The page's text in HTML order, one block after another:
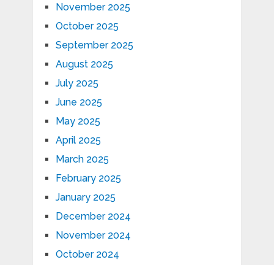
November 2025
October 2025
September 2025
August 2025
July 2025
June 2025
May 2025
April 2025
March 2025
February 2025
January 2025
December 2024
November 2024
October 2024